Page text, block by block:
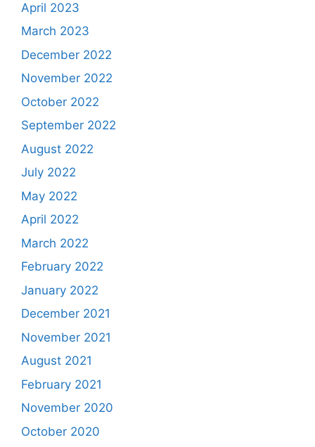
April 2023
March 2023
December 2022
November 2022
October 2022
September 2022
August 2022
July 2022
May 2022
April 2022
March 2022
February 2022
January 2022
December 2021
November 2021
August 2021
February 2021
November 2020
October 2020